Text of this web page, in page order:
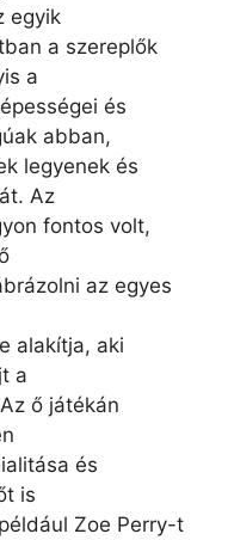
egyik
a szereplők
a
és
abban,
legyenek és
Az
fontos volt,
az egyes
alakítja, aki
a
ő játékán
és
is
Zoe Perry-t